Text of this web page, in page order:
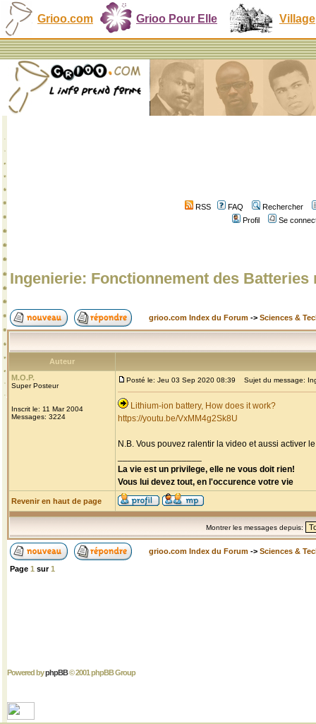
Grioo.com Grioo Pour Elle Village
RSS FAQ
Rechercher
Profil
Se
Ingenierie: Fonctionnement des Batteries
grioo.com Index du Forum -> Sciences &
Auteur
M.O.P.
Super Posteur
Inscrit le: 11 Mar 2004
Messages: 3224
Posté le: Jeu 03 Sep 2020 08:39 Sujet du message:
Lithium-ion battery, How does it work?
https://youtu.be/VxMM4g2Sk8U
N.B. Vous pouvez ralentir la video et aussi activer
La vie est un privilege, elle ne vous doit rien!
Vous lui devez tout, en l'occurence votre vie
Revenir en haut de page
Montrer les messages depuis:
grioo.com Index du Forum -> Sciences &
Page 1 sur1
Powered byphpBB© 2001 phpBB Group